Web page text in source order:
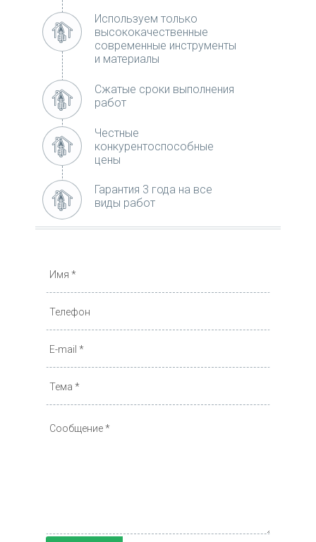
Используем только
высококачественные
современные инструменты
и материалы
Сжатые сроки выполнения
работ
Честные
конкурентоспособные
цены
Гарантия 3 года на все
виды работ